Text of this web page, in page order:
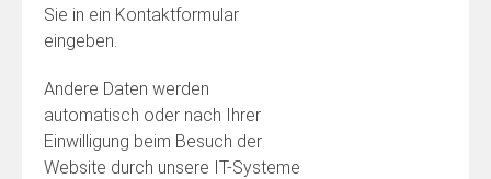
Sie in ein Kontaktformular
eingeben.
Andere Daten werden
automatisch oder nach Ihrer
Einwilligung beim Besuch der
Website durch unsere IT-Systeme